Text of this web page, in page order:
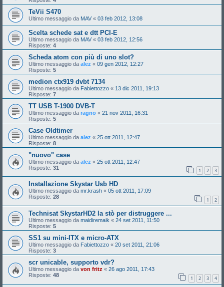
TeVii S470
Ultimo messaggio da MAV « 03 feb 2012, 13:08
Scelta schede sat e dtt PCI-E
Ultimo messaggio da MAV « 03 feb 2012, 12:56
Risposte: 4
Scheda atom con più di uno slot?
Ultimo messaggio da alez « 09 gen 2012, 12:27
Risposte: 5
medion ctx919 dvbt 7134
Ultimo messaggio da Fabiettozzo « 13 dic 2011, 19:13
Risposte: 7
TT USB T-1900 DVB-T
Ultimo messaggio da ragno « 21 nov 2011, 16:31
Risposte: 5
Case Oldtimer
Ultimo messaggio da alez « 25 ott 2011, 12:47
Risposte: 8
"nuovo" case
Ultimo messaggio da alez « 25 ott 2011, 12:47
Risposte: 31 1 2 3
Installazione Skystar Usb HD
Ultimo messaggio da mr.krash « 05 ott 2011, 17:09
Risposte: 28 1 2
Technisat SkystarHD2 la stò per distruggere ...
Ultimo messaggio da maidiremaik « 24 set 2011, 11:50
Risposte: 5
SS1 su mini-ITX e micro-ATX
Ultimo messaggio da Fabiettozzo « 20 set 2011, 21:06
Risposte: 3
scr unicable, supporto vdr?
Ultimo messaggio da von fritz « 26 ago 2011, 17:43
Risposte: 48 1 2 3 4